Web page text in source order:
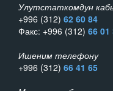
Улутстаткомдун
+996 (312) 62 60 84
Факс: +996 (312) 66 01
Ишеним телефону
+996 (312) 66 41 65